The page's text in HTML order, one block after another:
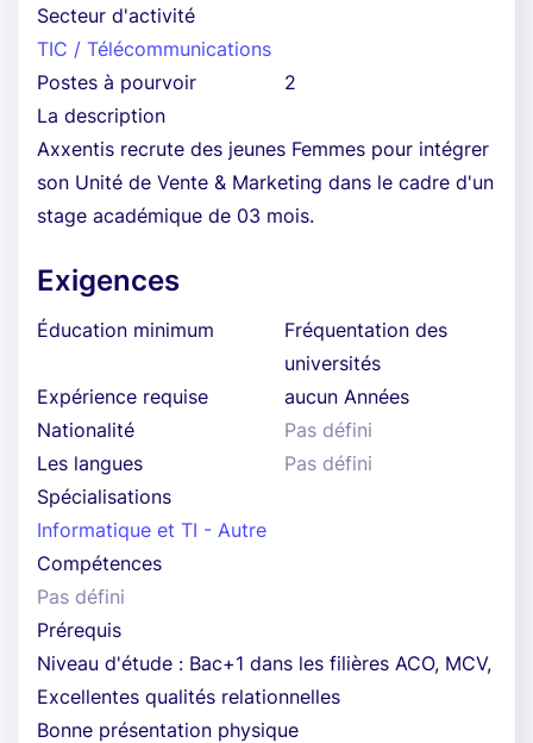
Secteur d'activité
TIC / Télécommunications
Postes à pourvoir
2
La description
Axxentis recrute des jeunes Femmes pour intégrer
son Unité de Vente & Marketing dans le cadre d'un
stage académique de 03 mois.
Exigences
Éducation minimum
Fréquentation des
universités
Expérience requise
aucun Années
Nationalité
Pas défini
Les langues
Pas défini
Spécialisations
Informatique et TI - Autre
Compétences
Pas défini
Prérequis
Niveau d'étude : Bac+1 dans les filières ACO, MCV,
Excellentes qualités relationnelles
Bonne présentation physique